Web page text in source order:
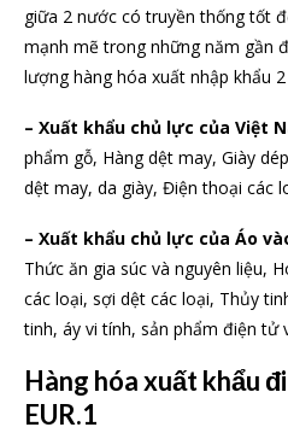
giữa 2 nước có truyền thống tốt
mạnh mẽ trong những năm gần
lượng hàng hóa xuất nhập khẩu
– Xuất khẩu chủ lực của Việt
phẩm gỗ, Hàng dệt may, Giày
dệt may, da giày, Điện thoại các
– Xuất khẩu chủ lực của Áo
Thức ăn gia súc và nguyên liệu,
các loại, sợi dệt các loại, Thủy
tinh, áy vi tính, sản phẩm điện tử
Hàng hóa xuất khẩu
EUR.1